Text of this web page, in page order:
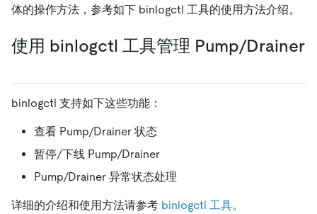
体的操作方法，参考如下 binlogctl 工具的使用方法介绍。
使用 binlogctl 工具管理 Pump/Drainer
binlogctl 支持如下这些功能：
查看 Pump/Drainer 状态
暂停/下线 Pump/Drainer
Pump/Drainer 异常状态处理
详细的介绍和使用方法请参考 binlogctl 工具。